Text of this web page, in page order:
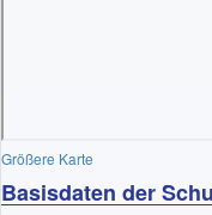
Größere Karte
Basisdaten der